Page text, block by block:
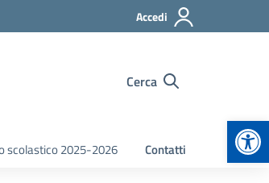
Accedi
Cerca
scolastico 2025-2026 Contatti